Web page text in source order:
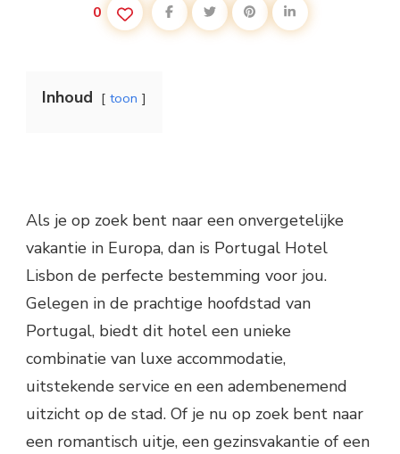
0
Inhoud toon
Als je op zoek bent naar een onvergetelijke
vakantie in Europa, dan is Portugal Hotel
Lisbon de perfecte bestemming voor jou.
Gelegen in de prachtige hoofdstad van
Portugal, biedt dit hotel een unieke
combinatie van luxe accommodatie,
uitstekende service en een adembenemend
uitzicht op de stad. Of je nu op zoek bent naar
een romantisch uitje, een gezinsvakantie of een